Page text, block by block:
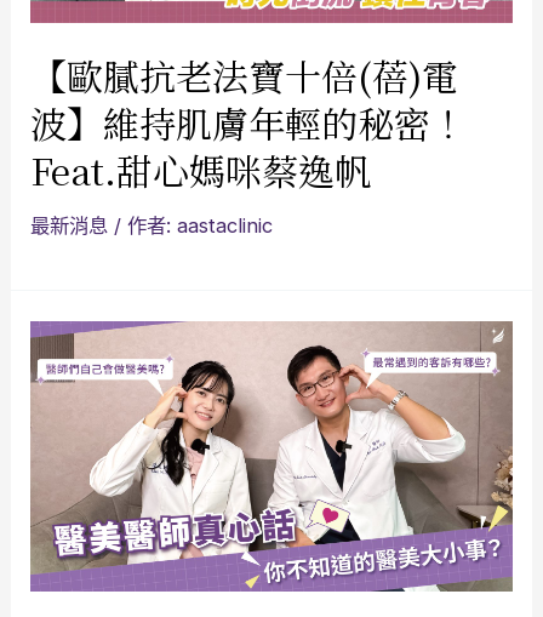
【歐膩抗老法寶十倍(蓓)電
波】維持肌膚年輕的秘密！
Feat.甜心媽咪蔡逸帆
最新消息 / 作者:aastaclinic